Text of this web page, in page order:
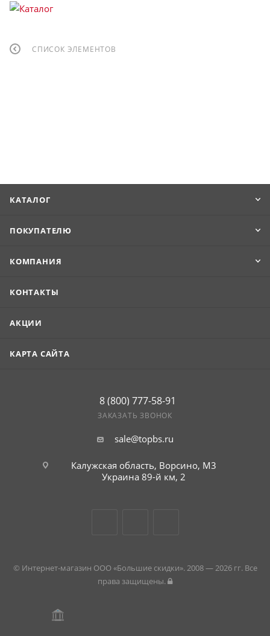
СПИСОК ЭЛЕМЕНТОВ
КАТАЛОГ
ПОКУПАТЕЛЮ
КОМПАНИЯ
КОНТАКТЫ
АКЦИИ
КАРТА САЙТА
8 (800) 777-58-91
ЗАКАЗАТЬ ЗВОНОК
sale@topbs.ru
Калужская область, Ворсино, М3
Украина 89-й км, 2
© Интернет-магазин ООО «Большие скидки». 2008 — 2026 гг. Все
права защищены.